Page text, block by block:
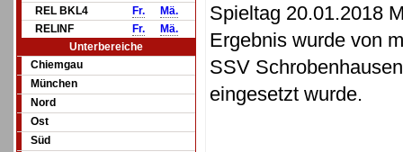
REL BKL4
Fr.
Mä.
RELINF
Fr.
Mä.
Unterbereiche
Chiemgau
München
Nord
Ost
Süd
Spieltag 20.01.2018
Ergebnis wurde von
SSV
eingesetzt wurde.